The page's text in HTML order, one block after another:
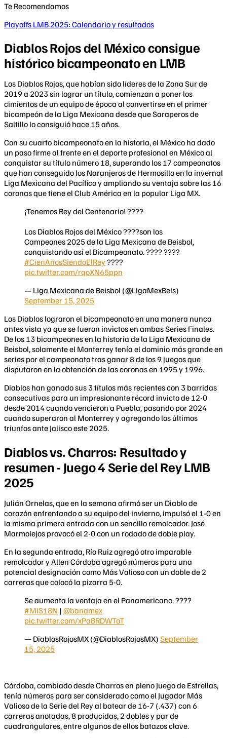
Te Recomendamos
Playoffs LMB 2025: Calendario y resultados
Diablos Rojos del México consigue
histórico bicampeonato en LMB
Los Diablos Rojos, que habían sido líderes de la Zona Sur de
2019 a 2023 sin lograr un título, comienzan a poner los
cimientos de un equipo de época al convertirse en el primer
bicampeón de la Liga Mexicana desde que Saraperos de
Saltillo lo consiguió hace 15 años.
Con su cuarto bicampeonato en la historia, el México ha dado
un paso firme al frente en el deporte profesional en México al
conquistar su título número 18, superando los 17 campeonatos
que han conseguido los Naranjeros de Hermosillo en la invernal
Liga Mexicana del Pacífico y ampliando su ventaja sobre las 16
coronas que tiene el Club América en la popular Liga MX.
¡Tenemos Rey del Centenario! ????
Los Diablos Rojos del México ????son los
Campeones 2025 de la Liga Mexicana de Beisbol,
conquistando así el Bicampeonato. ???? ????
#CienAñosSiendoElRey????
pic.twitter.com/rqoXN65ppn
— Liga Mexicana de Beisbol (@LigaMexBeis)
September 15, 2025
Los Diablos lograron el bicampeonato en una manera nunca
antes vista ya que se fueron invictos en ambas Series Finales.
De los 13 bicampeones en la historia de la Liga Mexicana de
Beisbol, solamente el Monterrey tenía el dominio más grande en
series por el campeonato tras ganar 8 de los 9 juegos que
disputaron en la obtención de las coronas en 1995 y 1996.
Diablos han ganado sus 3 títulos más recientes con 3 barridas
consecutivas para un impresionante récord invicto de 12-0
desde 2014 cuando vencieron a Puebla, pasando por 2024
cuando superaron al Monterrey y agregando los últimos
triunfos ante Jalisco este 2025.
Diablos vs. Charros: Resultado y
resumen - Juego 4 Serie del Rey LMB
2025
Julián Ornelas, que en la semana afirmó ser un Diablo de
corazón enfrentando a su equipo del invierno, impulsó el 1-0 en
la misma primera entrada con un sencillo remolcador. José
Marmolejos provocó el 2-0 con un rodado de doble play.
En la segunda entrada, Río Ruiz agregó otro imparable
remolcador y Allen Córdoba agregó números para una
potencial designación como Más Valioso con un doble de 2
carreras que colocó la pizarra 5-0.
Se aumenta la ventaja en el Panamericano. ????
#MIS18N | @banamex
pic.twitter.com/xPaBRDWToT
— DiablosRojosMX (@DiablosRojosMX) September
15, 2025
Córdoba, cambiado desde Charros en pleno Juego de Estrellas,
tenía números para ser considerado como el Jugador Más
Valioso de la Serie del Rey al batear de 16-7 (.437) con 6
carreras anotadas, 8 producidas, 2 dobles y par de
cuadrangulares, entre algunos de ellos batazos clave.